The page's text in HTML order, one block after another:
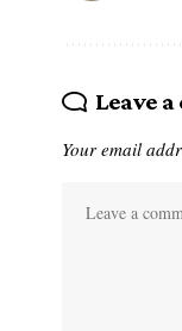
Leave
Your email